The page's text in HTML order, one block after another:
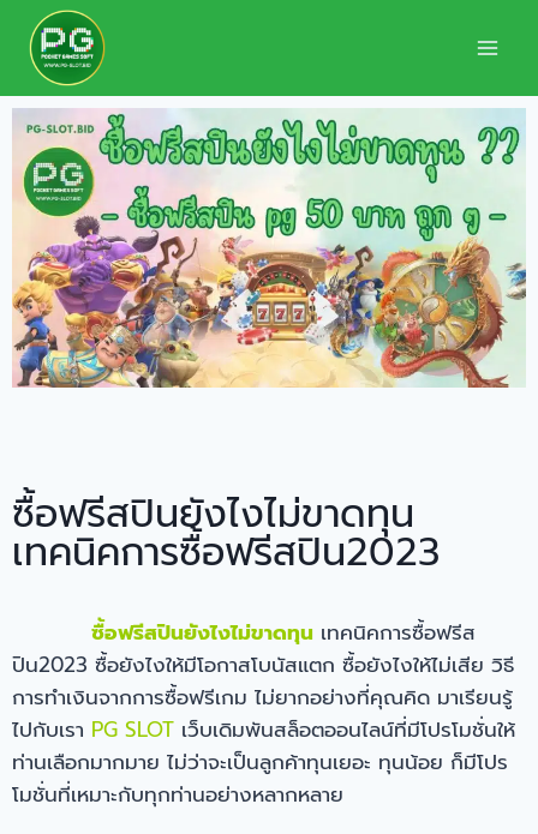
ซื้อฟรีสปินยังไงไม่ขาดทุน
เทคนิคการซื้อฟรีสปิน2023
ซื้อฟรีสปินยังไงไม่ขาดทุน เทคนิคการซื้อฟรีส
ปิน2023 ซื้อยังไงให้มีโอกาสโบนัสแตก ซื้อยังไงให้ไม่เสีย วิธี
การทำเงินจากการซื้อฟรีเกม ไม่ยากอย่างที่คุณคิด มาเรียนรู้
ไปกับเรา PG SLOT เว็บเดิมพันสล็อตออนไลน์ที่มีโปรโมชั่นให้
ท่านเลือกมากมาย ไม่ว่าจะเป็นลูกค้าทุนเยอะ ทุนน้อย ก็มีโปร
โมชั่นที่เหมาะกับทุกท่านอย่างหลากหลาย